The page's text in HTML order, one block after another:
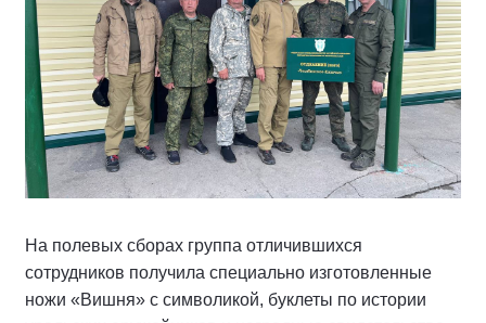
На полевых сборах группа отличившихся
сотрудников получила специально изготовленные
ножи «Вишня» с символикой, буклеты по истории